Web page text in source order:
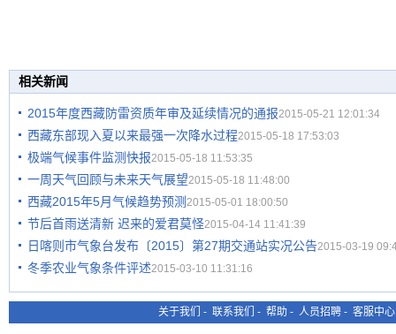
相关新闻
2015年度西藏防雷资质年审及延续情况的通报2015-05-21 12:01:34
西藏东部现入夏以来最强一次降水过程2015-05-18 17:53:03
极端气候事件监测快报2015-05-18 11:53:35
一周天气回顾与未来天气展望2015-05-18 11:48:00
西藏2015年5月气候趋势预测 2015-05-01 18:00:50
节后首雨送清新 迟来的爱君莫怪2015-04-14 11:41:39
日喀则市气象台发布〔2015〕第27期交通站实况公告2015-03-19
冬季农业气象条件评述2015-03-10 11:31:16
关于我们 - 联系我们 - 帮助 - 人员招聘 - 客服中心